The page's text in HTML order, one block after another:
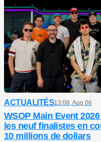
ACTUALITÉS13:08, Aug 06
WSOP Main Event
les neuf finalistes en
10 millions de dollars